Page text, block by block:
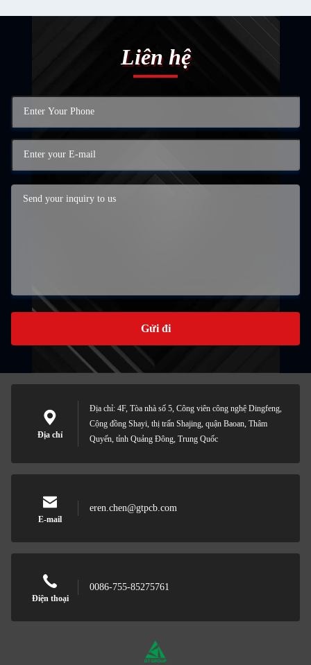
Liên hệ
Gửi đi
Địa chỉ
Địa chỉ: 4F, Tòa nhà số 5, Công viên công nghệ Dingfeng,
Cộng đồng Shayi, thị trấn Shajing, quận Baoan, Thâm
Quyến, tỉnh Quảng Đông, Trung Quốc
E-mail
eren.chen@gtpcb.com
Điện thoại
0086-755-85275761